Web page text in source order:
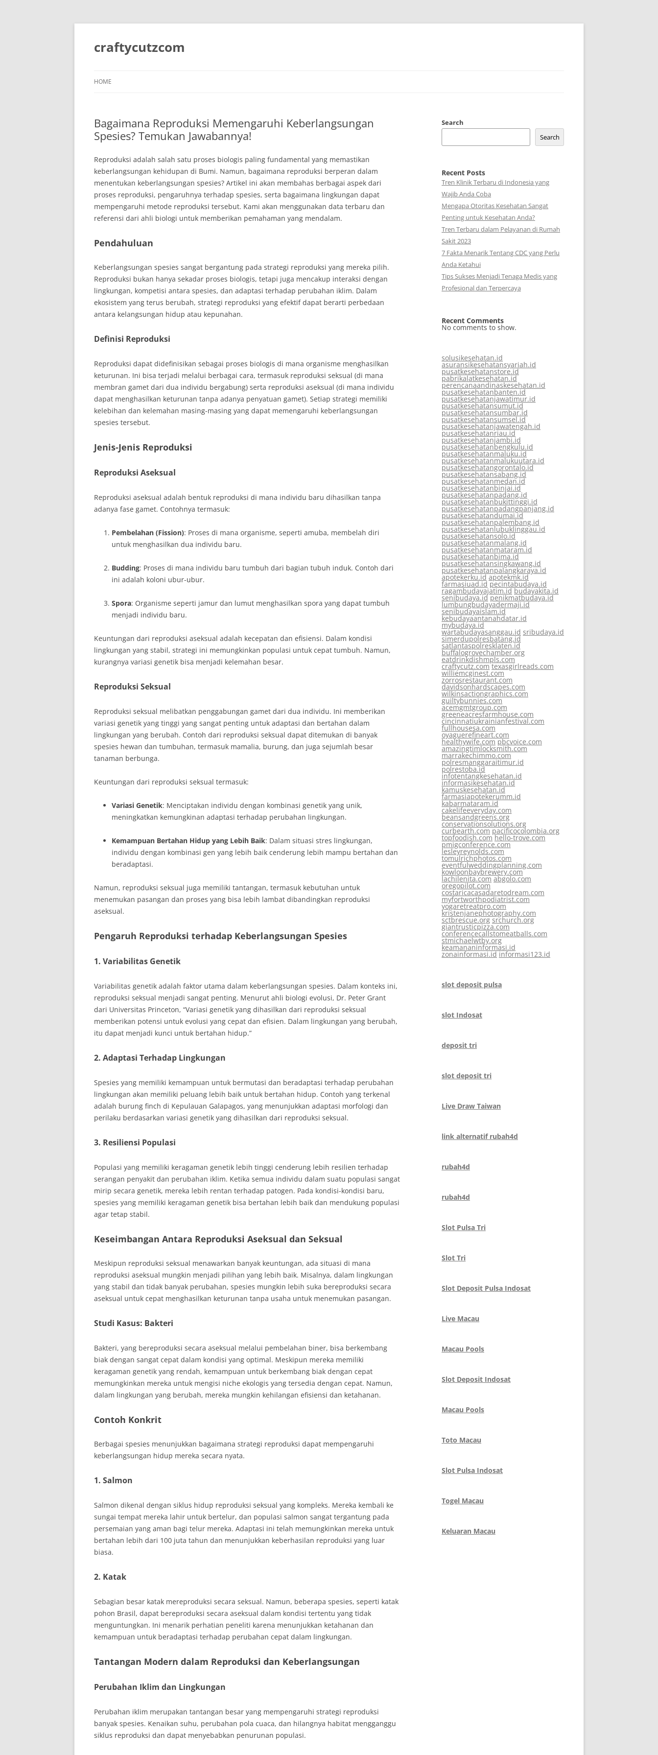
Skip
content
craftycutzcom
HOME
Bagaimana Reproduksi Memengaruhi Keberlangsungan
Spesies? Temukan Jawabannya!
Reproduksi adalah salah satu proses biologis paling fundamental yang memastikan
keberlangsungan kehidupan di Bumi. Namun, bagaimana reproduksi berperan dalam
menentukan keberlangsungan spesies? Artikel ini akan membahas berbagai aspek dari
proses reproduksi, pengaruhnya terhadap spesies, serta bagaimana lingkungan dapat
mempengaruhi metode reproduksi tersebut. Kami akan menggunakan data terbaru dan
referensi dari ahli biologi untuk memberikan pemahaman yang mendalam.
Pendahuluan
Keberlangsungan spesies sangat bergantung pada strategi reproduksi yang mereka pilih.
Reproduksi bukan hanya sekadar proses biologis, tetapi juga mencakup interaksi dengan
lingkungan, kompetisi antara spesies, dan adaptasi terhadap perubahan iklim. Dalam
ekosistem yang terus berubah, strategi reproduksi yang efektif dapat berarti perbedaan
antara kelangsungan hidup atau kepunahan.
Definisi Reproduksi
Reproduksi dapat didefinisikan sebagai proses biologis di mana organisme menghasilkan
keturunan. Ini bisa terjadi melalui berbagai cara, termasuk reproduksi seksual (di mana
membran gamet dari dua individu bergabung) serta reproduksi aseksual (di mana individu
dapat menghasilkan keturunan tanpa adanya penyatuan gamet). Setiap strategi memiliki
kelebihan dan kelemahan masing-masing yang dapat memengaruhi keberlangsungan
spesies tersebut.
Jenis-Jenis Reproduksi
Reproduksi Aseksual
Reproduksi aseksual adalah bentuk reproduksi di mana individu baru dihasilkan tanpa
adanya fase gamet. Contohnya termasuk:
Pembelahan (Fission): Proses di mana organisme, seperti amuba, membelah diri
untuk menghasilkan dua individu baru.
Budding: Proses di mana individu baru tumbuh dari bagian tubuh induk. Contoh dari
ini adalah koloni ubur-ubur.
Spora: Organisme seperti jamur dan lumut menghasilkan spora yang dapat tumbuh
menjadi individu baru.
Keuntungan dari reproduksi aseksual adalah kecepatan dan efisiensi. Dalam kondisi
lingkungan yang stabil, strategi ini memungkinkan populasi untuk cepat tumbuh. Namun,
kurangnya variasi genetik bisa menjadi kelemahan besar.
Reproduksi Seksual
Reproduksi seksual melibatkan penggabungan gamet dari dua individu. Ini memberikan
variasi genetik yang tinggi yang sangat penting untuk adaptasi dan bertahan dalam
lingkungan yang berubah. Contoh dari reproduksi seksual dapat ditemukan di banyak
spesies hewan dan tumbuhan, termasuk mamalia, burung, dan juga sejumlah besar
tanaman berbunga.
Keuntungan dari reproduksi seksual termasuk:
Variasi Genetik: Menciptakan individu dengan kombinasi genetik yang unik,
meningkatkan kemungkinan adaptasi terhadap perubahan lingkungan.
Kemampuan Bertahan Hidup yang Lebih Baik: Dalam situasi stres lingkungan,
individu dengan kombinasi gen yang lebih baik cenderung lebih mampu bertahan dan
beradaptasi.
Namun, reproduksi seksual juga memiliki tantangan, termasuk kebutuhan untuk
menemukan pasangan dan proses yang bisa lebih lambat dibandingkan reproduksi
aseksual.
Pengaruh Reproduksi terhadap Keberlangsungan Spesies
1. Variabilitas Genetik
Variabilitas genetik adalah faktor utama dalam keberlangsungan spesies. Dalam konteks ini,
reproduksi seksual menjadi sangat penting. Menurut ahli biologi evolusi, Dr. Peter Grant
dari Universitas Princeton, “Variasi genetik yang dihasilkan dari reproduksi seksual
memberikan potensi untuk evolusi yang cepat dan efisien. Dalam lingkungan yang berubah,
itu dapat menjadi kunci untuk bertahan hidup.”
2. Adaptasi Terhadap Lingkungan
Spesies yang memiliki kemampuan untuk bermutasi dan beradaptasi terhadap perubahan
lingkungan akan memiliki peluang lebih baik untuk bertahan hidup. Contoh yang terkenal
adalah burung finch di Kepulauan Galapagos, yang menunjukkan adaptasi morfologi dan
perilaku berdasarkan variasi genetik yang dihasilkan dari reproduksi seksual.
3. Resiliensi Populasi
Populasi yang memiliki keragaman genetik lebih tinggi cenderung lebih resilien terhadap
serangan penyakit dan perubahan iklim. Ketika semua individu dalam suatu populasi sangat
mirip secara genetik, mereka lebih rentan terhadap patogen. Pada kondisi-kondisi baru,
spesies yang memiliki keragaman genetik bisa bertahan lebih baik dan mendukung populasi
agar tetap stabil.
Keseimbangan Antara Reproduksi Aseksual dan Seksual
Meskipun reproduksi seksual menawarkan banyak keuntungan, ada situasi di mana
reproduksi aseksual mungkin menjadi pilihan yang lebih baik. Misalnya, dalam lingkungan
yang stabil dan tidak banyak perubahan, spesies mungkin lebih suka bereproduksi secara
aseksual untuk cepat menghasilkan keturunan tanpa usaha untuk menemukan pasangan.
Studi Kasus: Bakteri
Bakteri, yang bereproduksi secara aseksual melalui pembelahan biner, bisa berkembang
biak dengan sangat cepat dalam kondisi yang optimal. Meskipun mereka memiliki
keragaman genetik yang rendah, kemampuan untuk berkembang biak dengan cepat
memungkinkan mereka untuk mengisi niche ekologis yang tersedia dengan cepat. Namun,
dalam lingkungan yang berubah, mereka mungkin kehilangan efisiensi dan ketahanan.
Contoh Konkrit
Berbagai spesies menunjukkan bagaimana strategi reproduksi dapat mempengaruhi
keberlangsungan hidup mereka secara nyata.
1. Salmon
Salmon dikenal dengan siklus hidup reproduksi seksual yang kompleks. Mereka kembali ke
sungai tempat mereka lahir untuk bertelur, dan populasi salmon sangat tergantung pada
persemaian yang aman bagi telur mereka. Adaptasi ini telah memungkinkan mereka untuk
bertahan lebih dari 100 juta tahun dan menunjukkan keberhasilan reproduksi yang luar
biasa.
2. Katak
Sebagian besar katak mereproduksi secara seksual. Namun, beberapa spesies, seperti katak
pohon Brasil, dapat bereproduksi secara aseksual dalam kondisi tertentu yang tidak
menguntungkan. Ini menarik perhatian peneliti karena menunjukkan ketahanan dan
kemampuan untuk beradaptasi terhadap perubahan cepat dalam lingkungan.
Tantangan Modern dalam Reproduksi dan Keberlangsungan
Perubahan Iklim dan Lingkungan
Perubahan iklim merupakan tantangan besar yang mempengaruhi strategi reproduksi
banyak spesies. Kenaikan suhu, perubahan pola cuaca, dan hilangnya habitat mengganggu
siklus reproduksi dan dapat menyebabkan penurunan populasi.
Search
Search
Recent Posts
Tren Klinik Terbaru di Indonesia yang
Wajib Anda Coba
Mengapa Otoritas Kesehatan Sangat
Penting untuk Kesehatan Anda?
Tren Terbaru dalam Pelayanan di Rumah
Sakit 2023
7 Fakta Menarik Tentang CDC yang Perlu
Anda Ketahui
Tips Sukses Menjadi Tenaga Medis yang
Profesional dan Terpercaya
Recent Comments
No comments to show.
solusikesehatan.id
asuransikesehatansyariah.id
pusatkesehatanstore.id
pabrikalatkesehatan.id
perencanaandinaskesehatan.id
pusatkesehatanbanten.id
pusatkesehatanjawatimur.id
pusatkesehatansumut.id
pusatkesehatansumbar.id
pusatkesehatansumsel.id
pusatkesehatanjawatengah.id
pusatkesehatanriau.id
pusatkesehatanjambi.id
pusatkesehatanbengkulu.id
pusatkesehatanmaluku.id
pusatkesehatanmalukuutara.id
pusatkesehatangorontalo.id
pusatkesehatansabang.id
pusatkesehatanmedan.id
pusatkesehatanbinjai.id
pusatkesehatanpadang.id
pusatkesehatanbukittinggi.id
pusatkesehatanpadangpanjang.id
pusatkesehatandumai.id
pusatkesehatanpalembang.id
pusatkesehatanlubuklinggau.id
pusatkesehatansolo.id
pusatkesehatanmalang.id
pusatkesehatanmataram.id
pusatkesehatanbima.id
pusatkesehatansingkawang.id
pusatkesehatanpalangkaraya.id
apotekerku.id apotekmk.id
farmasiuad.id pecintabudaya.id
ragambudayajatim.id budayakita.id
senibudaya.id penikmatbudaya.id
lumbungbudayadermaji.id
senibudayaislam.id
kebudayaantanahdatar.id
mybudaya.id
wartabudayasanggau.id sribudaya.id
simerdupolresbatang.id
satlantaspolresklaten.id
buffalogrovechamber.org
eatdrinkdishmpls.com
craftycutz.com texasgirlreads.com
williemcginest.com
zorrosrestaurant.com
davidsonhardscapes.com
wilkinsactiongraphics.com
guiltybunnies.com
acemgmtgroup.com
greeneacresfarmhouse.com
cincinnatiukrainianfestival.com
fullhousesa.com
oyaguerefineart.com
healthywife.com pbcvoice.com
amazingtimlocksmith.com
marrakechimmo.com
polresmanggaraitimur.id
polrestoba.id
infotentangkesehatan.id
informasikesehatan.id
kamuskesehatan.id
farmasiapotekerumm.id
kabarmataram.id
cakelifeeveryday.com
beansandgreens.org
conservationsolutions.org
curbearth.com pacificocolombia.org
topfoodish.com hello-trove.com
pmigconference.com
lesleyreynolds.com
tomulrichphotos.com
eventfulweddingplanning.com
kowloonbaybrewery.com
lachilenita.com abgolo.com
oregopilot.com
costaricacasadaretodream.com
myfortworthpodiatrist.com
yogaretreatpro.com
kristenjanephotography.com
sctbrescue.org srchurch.org
giantrusticpizza.com
conferencecallstomeatballs.com
stmichaelwtby.org
keamananinformasi.id
zonainformasi.id informasi123.id
slot deposit pulsa
slot Indosat
deposit tri
slot deposit tri
Live Draw Taiwan
link alternatif rubah4d
rubah4d
rubah4d
Slot Pulsa Tri
Slot Tri
Slot Deposit Pulsa Indosat
Live Macau
Macau Pools
Slot Deposit Indosat
Macau Pools
Toto Macau
Slot Pulsa Indosat
Togel Macau
Keluaran Macau